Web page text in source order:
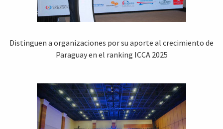
Distinguen a organizaciones por su aporte al crecimiento de
Paraguay en el ranking ICCA 2025